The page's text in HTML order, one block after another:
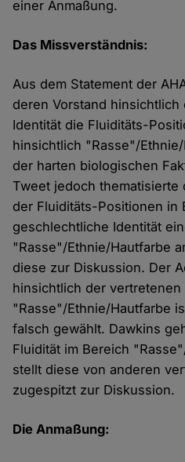
einer Anmaßung.
Das Missverständnis:
Aus dem Statement der
deren Vorstand
Identität die Fluiditäts-
hinsichtlich "Rasse"/
der harten biologischen
Tweet jedoch
der Fluiditäts-Positionen in
geschlechtliche Identität
"Rasse"/Ethnie/Hautfarbe
diese zur Diskussion. Der
hinsichtlich der
"Rasse"/Ethnie/Hautfarbe
falsch gewählt. Dawkins
Fluidität im Bereich
stellt diese von anderen
zugespitzt zur Diskussion.
Die Anmaßung: